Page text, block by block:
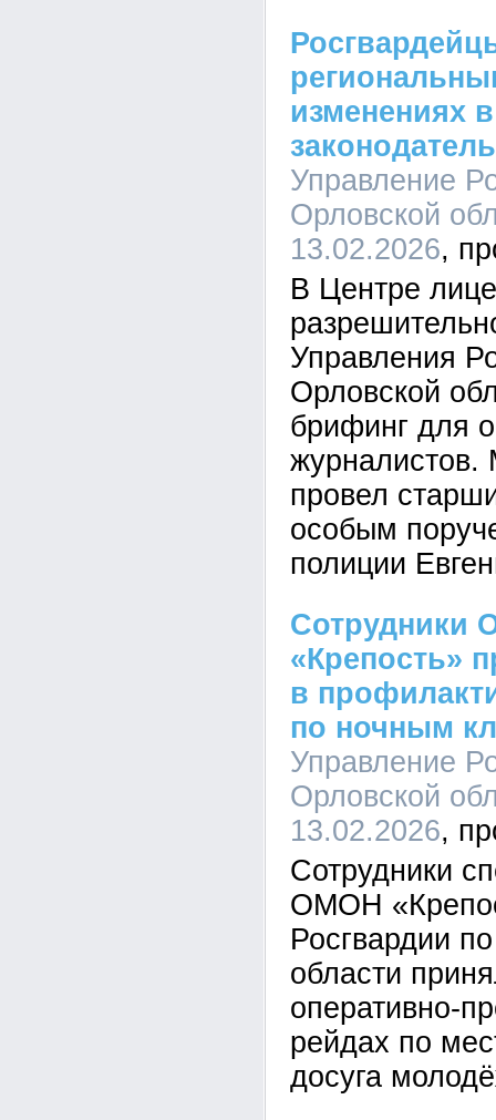
изменениях в
Управление
Орловской
13.02.2026
В Центре
Управления
Орловской
брифинг для
журналистов.
провел
особым
полиции
Сотрудники
«Крепость»
в
по ночным
Управление
Орловской
13.02.2026
Сотрудники
ОМОН
Росгвардии
области
оперативно-
рейдах по
досуга